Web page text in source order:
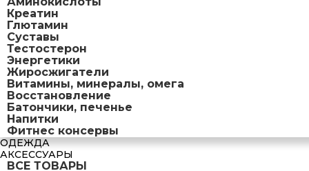
Креатин
Глютамин
Суставы
Тестостерон
Энергетики
Жиросжигатели
Витамины, минералы, омега
Восстановление
Батончики, печенье
Напитки
Фитнес консервы
ОДЕЖДА
АКСЕССУАРЫ
ВСЕ ТОВАРЫ